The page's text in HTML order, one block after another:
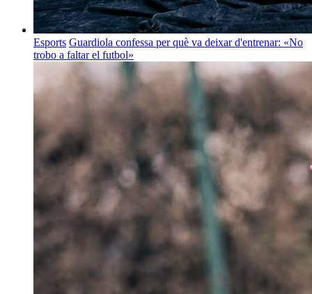
Esports Guardiola confessa per què va deixar d'entrenar: «No
trobo a faltar el futbol»